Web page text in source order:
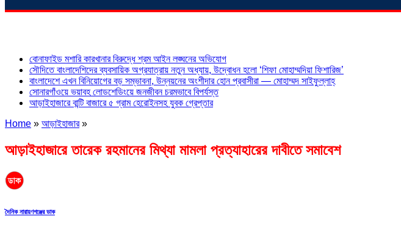
বোনাফাইড মশারি কারখানার বিরুদ্ধে শ্রম আইন লঙ্ঘনের অভিযোগ
সৌদিতে বাংলাদেশিদের ব্যবসায়িক অগ্রযাত্রায় নতুন অধ্যায়, উদ্বোধন হলো ‘শিফা মোহাম্মদিয়া ফিশারিজ’
বাংলাদেশে এখন বিনিয়োগের বড় সম্ভাবনা, উন্নয়নের অংশীদার হোন প্রবাসীরা — মোহাম্মদ সাইফুল্লাহ্
সোনারগাঁওয়ে ভয়াবহ লোডশেডিংয়ে জনজীবন চরমভাবে বিপর্যস্ত
আড়াইহাজারে বান্টি বাজারে ৫ গ্রাম হেরোইনসহ যুবক গ্রেপ্তার
Home » আড়াইহাজার»
আড়াইহাজারে তারেক রহমানের মিথ্যা মামলা প্রত্যাহারের দাবীতে সমাবেশ
দৈনিক নারায়ণগঞ্জের ডাক